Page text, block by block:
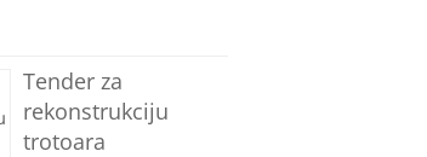
Tender za
rekonstrukciju
trotoara